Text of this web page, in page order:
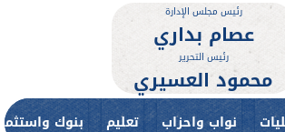
رئيس مجلس الإدارة
عصام بداري
رئيس التحرير
محمود العسيري
نواب واحزاب تعليم بنوك